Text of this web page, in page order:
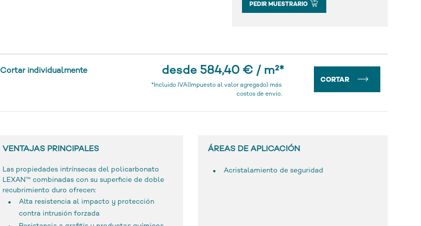
PEDIR MUESTRARIO
Cortar individualmente desde 584,40 € / m²*
*Incluido IVA(Impuesto al valor agregado) más
costos de envío.
CORTAR
VENTAJAS PRINCIPALES
Las propiedades intrínsecas del policarbonato
LEXAN™ combinadas con su superficie de doble
recubrimiento duro ofrecen:
Alta resistencia al impacto y protección
contra intrusión forzada
ÁREAS DE APLICACIÓN
Acristalamiento de seguridad